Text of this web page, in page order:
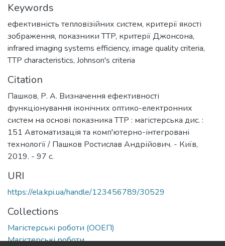
Keywords
ефективність тепловізійних систем, критерії якості
зображення, показники TTP, критерії Джонсона,
infrared imaging systems efficiency, image quality criteria,
TTP characteristics, Johnson's criteria
Citation
Пашков, Р. А. Визначення ефективності
функціонування іконічних оптико-електронних
систем на основі показника ТТР : магістерська дис. :
151 Автоматизація та комп'ютерно-інтегровані
технології / Пашков Ростислав Андрійович. - Київ,
2019. - 97 с.
URI
https://ela.kpi.ua/handle/123456789/30529
Collections
Магістерські роботи (ООЕП)
Магістерські роботи